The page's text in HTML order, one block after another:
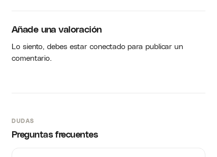
Añade una valoración
Lo siento, debes estarconectadopara publicar un
comentario.
DUDAS
Preguntas frecuentes